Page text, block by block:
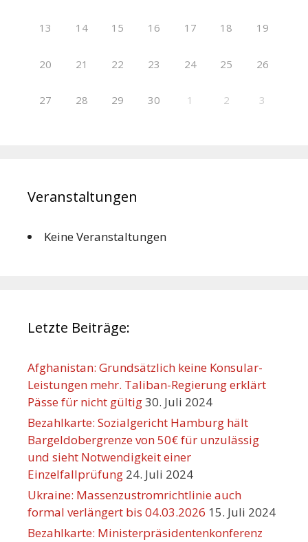
13 14 15 16 17 18 19
20 21 22 23 24 25 26
27 28 29 30 1 2 3
Veranstaltungen
Keine Veranstaltungen
Letzte Beiträge:
Afghanistan: Grundsätzlich keine Konsular-
Leistungen mehr. Taliban-Regierung erklärt
Pässe für nicht gültig30. Juli 2024
Bezahlkarte: Sozialgericht Hamburg hält
Bargeldobergrenze von 50€ für unzulässig
und sieht Notwendigkeit einer
Einzelfallprüfung 24. Juli 2024
Ukraine: Massenzustromrichtlinie auch
formal verlängert bis 04.03.2026 15. Juli 2024
Bezahlkarte: Ministerpräsidentenkonferenz